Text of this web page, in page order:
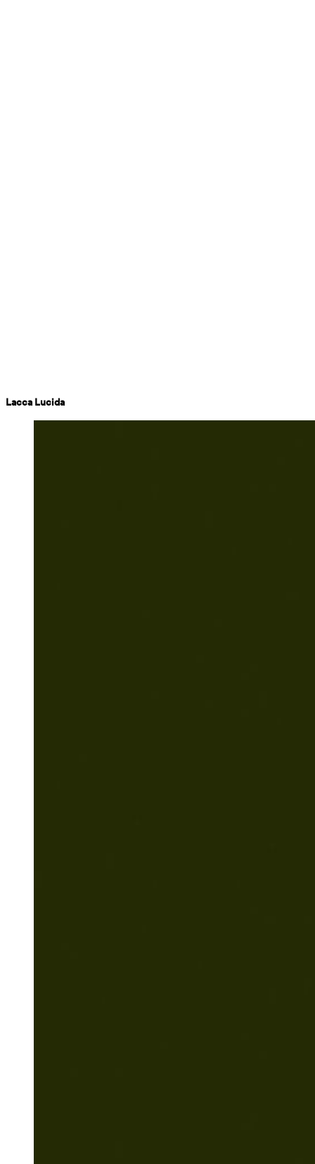
Lacca Lucida